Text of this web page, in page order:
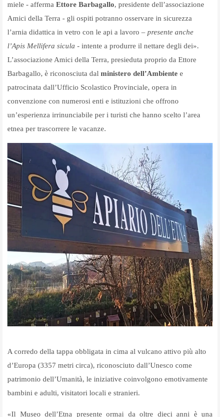
miele - afferma Ettore Barbagallo, presidente dell’associazione
Amici della Terra - gli ospiti potranno osservare in sicurezza
l’arnia didattica in vetro con le api a lavoro – presente anche
l’Apis Mellifera sicula - intente a produrre il nettare degli dei».
L’associazione Amici della Terra, presieduta proprio da Ettore
Barbagallo, è riconosciuta dal ministero dell’Ambiente e
patrocinata dall’Ufficio Scolastico Provinciale, opera in
convenzione con numerosi enti e istituzioni che offrono
un’esperienza irrinunciabile per i turisti che hanno scelto l’area
etnea per trascorrere le vacanze.
A corredo della tappa obbligata in cima al vulcano attivo più alto
d’Europa (3357 metri circa), riconosciuto dall’Unesco come
patrimonio dell’Umanità, le iniziative coinvolgono emotivamente
bambini e adulti, visitatori locali e stranieri.
«Il Museo dell’Etna presente ormai da oltre dieci anni è una